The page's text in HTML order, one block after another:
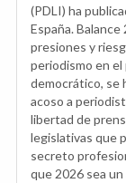
(PDLI) ha
España.
presiones y
periodismo en el
democrático, se
acoso a
libertad de
legislativas que
secreto
que 2026 sea